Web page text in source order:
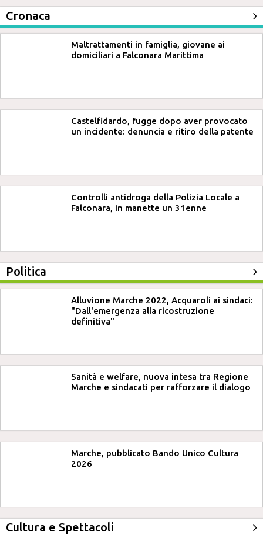
Cronaca
Maltrattamenti in famiglia, giovane ai
domiciliari a Falconara Marittima
Castelfidardo, fugge dopo aver provocato
un incidente: denuncia e ritiro della patente
Controlli antidroga della Polizia Locale a
Falconara, in manette un 31enne
Politica
Alluvione Marche 2022, Acquaroli ai sindaci:
"Dall'emergenza alla ricostruzione
definitiva"
Sanità e welfare, nuova intesa tra Regione
Marche e sindacati per rafforzare il dialogo
Marche, pubblicato Bando Unico Cultura
2026
Cultura e Spettacoli